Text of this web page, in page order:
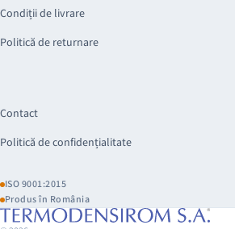
Condiții de livrare
Politică de returnare
Contact
Politică de confidențialitate
ISO 9001:2015
Produs în România